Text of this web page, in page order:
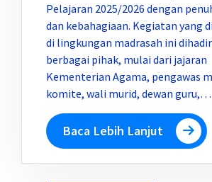
Pelajaran 2025/2026 dengan
dan kebahagiaan. Kegiatan yang
di lingkungan madrasah ini
berbagai pihak, mulai dari jajaran
Kementerian Agama, pengawas
komite, wali murid, dewan guru,…
Baca Lebih Lanjut